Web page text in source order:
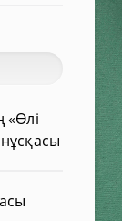
«Өлі